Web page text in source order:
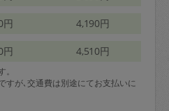
円 4,190円
円 4,510円
すが､交通費は別途にてお支払いに